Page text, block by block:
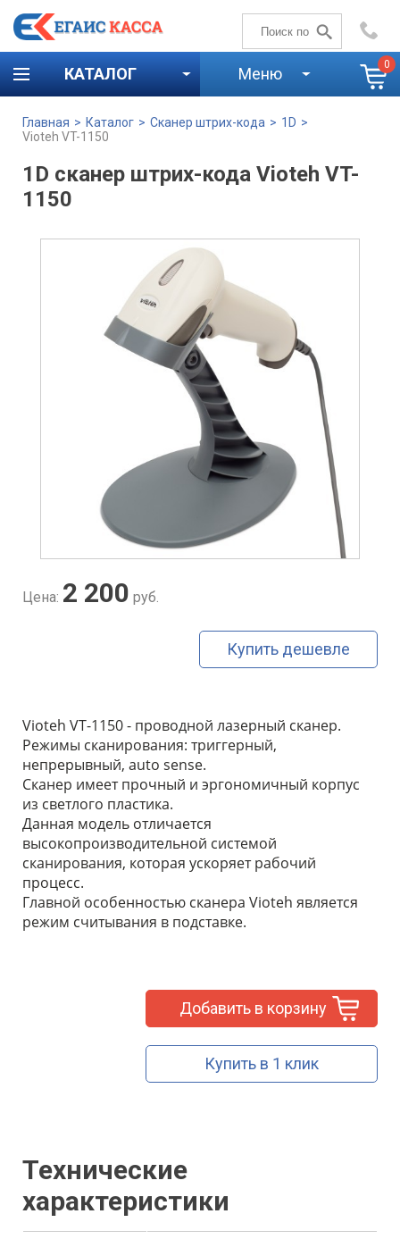
+7 (4842)59-58-00
КАТАЛОГ Меню 0
Главная > Каталог > Сканер штрих-кода > 1D >
Vioteh VT-1150
1D сканер штрих-кода Vioteh VT-
1150
Купить дешевле
Цена: 2 200 руб.
Vioteh VT-1150 - проводной лазерный сканер.
Режимы сканирования: триггерный,
непрерывный, auto sense.
Сканер имеет прочный и эргономичный корпус
из светлого пластика.
Данная модель отличается
высокопроизводительной системой
сканирования, которая ускоряет рабочий
процесс.
Главной особенностью сканера Vioteh является
режим считывания в подставке.
Добавить в корзину
Купить в 1 клик
Технические
характеристики